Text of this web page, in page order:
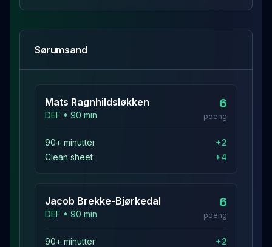
Sørumsand
Mats Ragnhildsløkken
DEF • 90 min
6
poeng
90+ minutter +2
Clean sheet
+4
Jacob Brekke-Bjørkedal
DEF • 90 min
6
poeng
90+ minutter +2